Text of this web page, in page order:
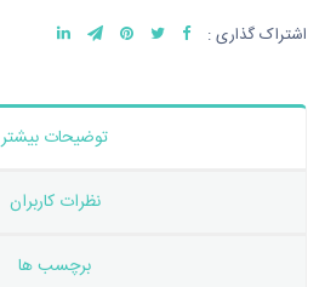
اشتراک گذاری :
توضیحات بیشتر
نظرات کاربران
برچسب ها